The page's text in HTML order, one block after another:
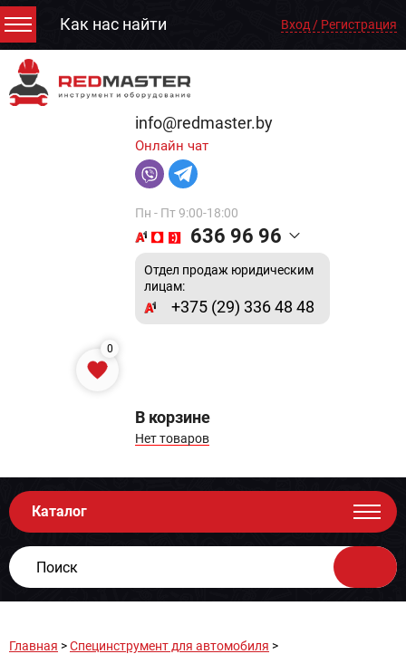
Как нас найти Вход / Регистрация
info@redmaster.by
Онлайн чат
Пн - Пт 9:00-18:00
636 96 96
Отдел продаж юридическим
лицам:
+375 (29) 336 48 48
0
В корзине
Нет товаров
Каталог
Главная >Специнструмент для автомобиля >